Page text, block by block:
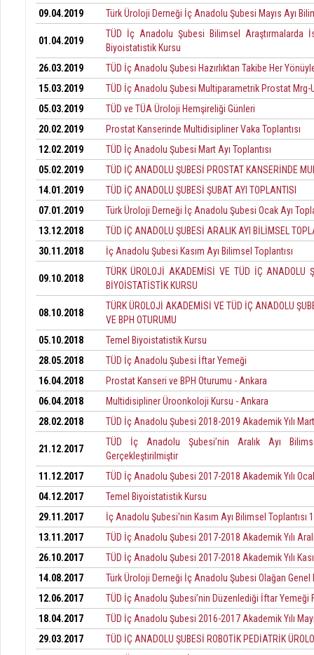
09.04.2019
Türk Üroloji Derneği İç Anadolu Şubesi Mayıs Ayı
01.04.2019
TÜD İç Anadolu Şubesi Bilimsel Araştırmalarda
Biyoistatistik Kursu
26.03.2019
TÜD İç Anadolu Şubesi Hazırlıktan Takibe Her
15.03.2019
TÜD İç Anadolu Şubesi Multiparametrik Prostat Mrg-
05.03.2019
TÜD ve TÜA Üroloji Hemşireliği Günleri
20.02.2019
Prostat Kanserinde Multidisipliner Vaka Toplantısı
12.02.2019
TÜD İç Anadolu Şubesi Mart Ayı Toplantısı
05.02.2019
TÜD İÇ ANADOLU ŞUBESİ PROSTAT KANSERİNDE
14.01.2019
TÜD İÇ ANADOLU ŞUBESİ ŞUBAT AYI TOPLANTISI
07.01.2019
Türk Üroloji Derneği İç Anadolu Şubesi Ocak Ayı
13.12.2018
TÜD İÇ ANADOLU ŞUBESİ ARALIK AYI BİLİMSEL
30.11.2018
İç Anadolu Şubesi Kasım Ayı Bilimsel Toplantısı
09.10.2018
TÜRK ÜROLOJİ AKADEMİSİ VE TÜD İÇ ANADOLU
BİYOİSTATİSTİK KURSU
08.10.2018
TÜRK ÜROLOJİ AKADEMİSİ VE TÜD İÇ ANADOLU
VE BPH OTURUMU
05.10.2018
Temel Biyoistatistik Kursu
28.05.2018
TÜD İç Anadolu Şubesi İftar Yemeği
16.04.2018
Prostat Kanseri ve BPH Oturumu - Ankara
06.04.2018
Multidisipliner Üroonkoloji Kursu - Ankara
28.02.2018
TÜD İç Anadolu Şubesi 2018-2019 Akademik Yılı Mart
21.12.2017
TÜD İç Anadolu Şubesi’nin Aralık Ayı
Gerçekleştirilmiştir
11.12.2017
TÜD İç Anadolu Şubesi 2017-2018 Akademik Yılı
04.12.2017
Temel Biyoistatistik Kursu
29.11.2017
İç Anadolu Şubesi'nin Kasım Ayı Bilimsel Toplantısı
13.11.2017
TÜD İç Anadolu Şubesi 2017-2018 Akademik Yılı
26.10.2017
TÜD İç Anadolu Şubesi 2017-2018 Akademik Yılı
14.08.2017
Türk Üroloji Derneği İç Anadolu Şubesi Olağan Genel
12.06.2017
TÜD İç Anadolu Şubesi’nin Düzenlediği İftar Yemeği
18.04.2017
TÜD İç Anadolu Şubesi 2016-2017 Akademik Yılı
29.03.2017
TÜD İÇ ANADOLU ŞUBESİ ROBOTİK PEDİATRİK